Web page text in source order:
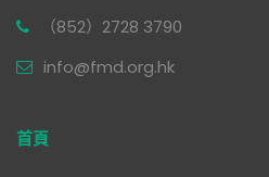
（852）2728 3790
info@fmd.org.hk
首頁